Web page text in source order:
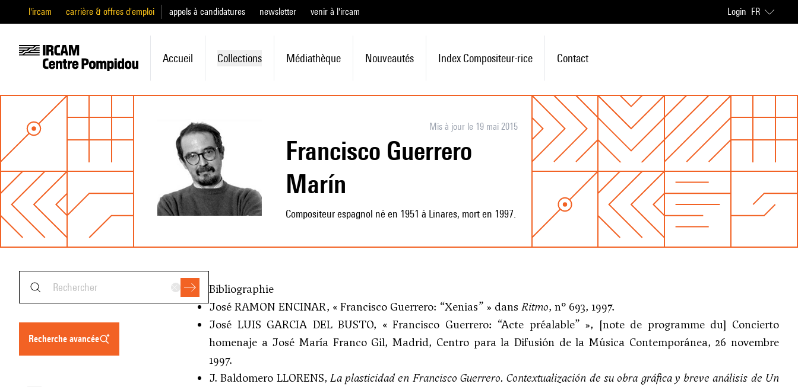
l'ircam carrière & offres d'emploi appels à candidatures newsletter venir à l'ircam Login FR
Accueil Collections Médiathèque Nouveautés Index Compositeur·rice Contact
Mis à jour le 19 mai 2015
Francisco Guerrero
Marín
Compositeur espagnol né en 1951 à Linares, mort en 1997.
recherche avancée
Bibliographie
José RAMON ENCINAR, « Francisco Guerrero: “Xenias” » dans Ritmo, n° 693, 1997.
José LUIS GARCIA DEL BUSTO, « Francisco Guerrero: “Acte préalable” », [note de programme du] Concierto
homenaje a José María Franco Gil, Madrid, Centro para la Difusión de la Música Contemporánea, 26 novembre
1997.
J. Baldomero LLORENS, La plasticidad en Francisco Guerrero. Contextualización de su obra gráfica y breve análisis de Un